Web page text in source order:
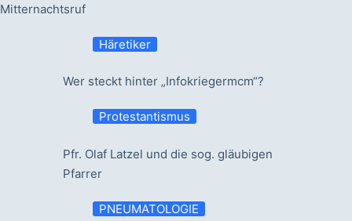
Mitternachtsruf
Häretiker
Wer steckt hinter „Infokriegermcm“?
Protestantismus
Pfr. Olaf Latzel und die sog. gläubigen
Pfarrer
PNEUMATOLOGIE